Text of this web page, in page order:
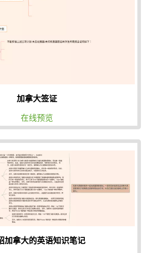
加拿大签证
在线预览
加拿大的英语知识笔记